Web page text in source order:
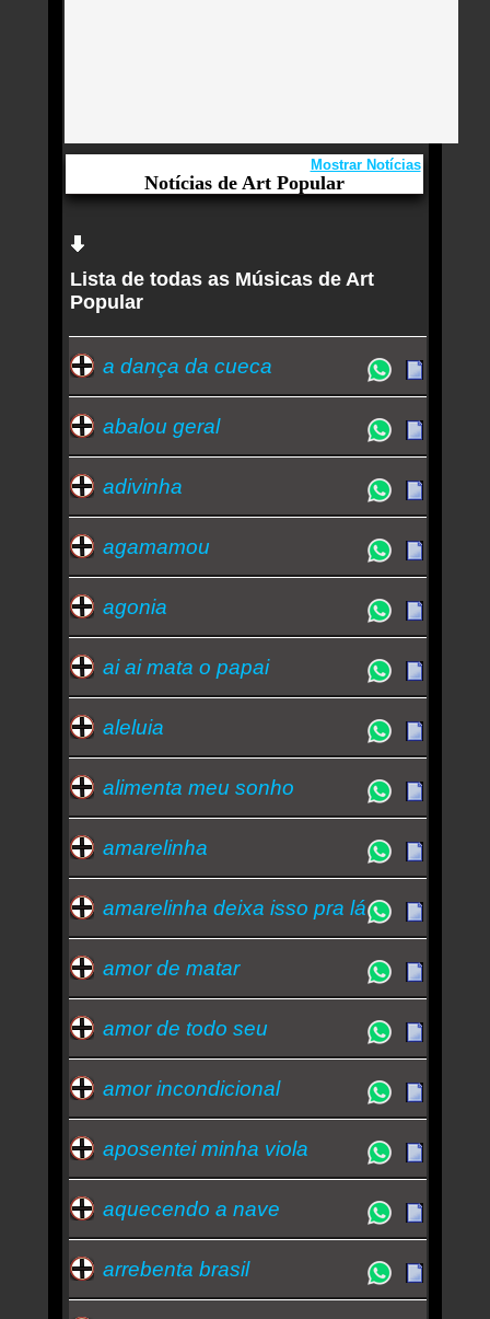
Notícias de Art Popular
Mostrar Notícias
Aqui você curte Art Popular e seus Sucessos,
Antigas, Novas e os Lançamentos.
Jorge Ben Jor anuncia apresentação única do
show Alquimia Popular Brasileira em São Paulo
Quem ouve Art Popular tambem ouve: -
jorge ben jor-razão brasileira
são paulo futebol clube
Essa semana a música mais ouvida é amarelinha -
Art Popular
Lista de todas as Músicas de Art
Popular
a dança da cueca
abalou geral
adivinha
agamamou
agonia
ai ai mata o papai
aleluia
alimenta meu sonho
amarelinha
amarelinha deixa isso pra lá
amor de matar
amor de todo seu
amor incondicional
aposentei minha viola
aquecendo a nave
arrebenta brasil